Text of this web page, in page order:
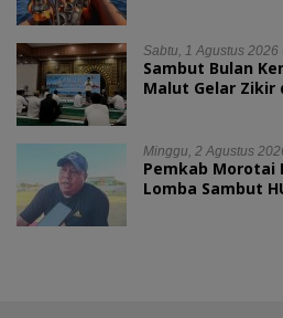
Sabtu, 1 Agustus 2026
Sambut Bulan
Malut Gelar Zikir
Minggu, 2 Agustus
Pemkab Morotai
Lomba Sambut